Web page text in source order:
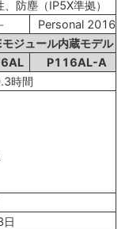
防塵（IP5X準拠）
Personal 2016
モジュール内蔵モデル
P116AL-A
時間